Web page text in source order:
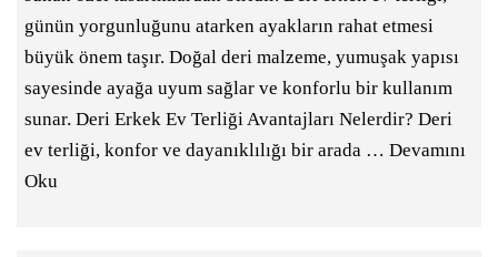
günün yorgunluğunu atarken ayakların rahat etmesi
büyük önem taşır. Doğal deri malzeme, yumuşak yapısı
sayesinde ayağa uyum sağlar ve konforlu bir kullanım
sunar. Deri Erkek Ev Terliği Avantajları Nelerdir? Deri
ev terliği, konfor ve dayanıklılığı bir arada … Devamını
Oku